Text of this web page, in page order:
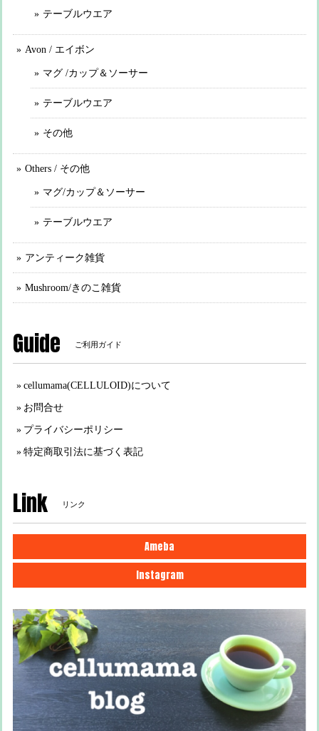
テーブルウエア
Avon / エイボン
マグ /カップ＆ソーサー
テーブルウエア
その他
Others / その他
マグ/カップ＆ソーサー
テーブルウエア
アンティーク雑貨
Mushroom/きのこ雑貨
Guide ご利用ガイド
cellumama(CELLULOID)について
お問合せ
プライバシーポリシー
特定商取引法に基づく表記
Link リンク
Ameba
Instagram